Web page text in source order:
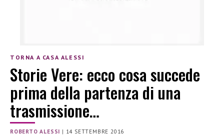
TORNA A CASA ALESSI
Storie Vere: ecco cosa succede
prima della partenza di una
trasmissione…
ROBERTO ALESSI | 14 SETTEMBRE 2016